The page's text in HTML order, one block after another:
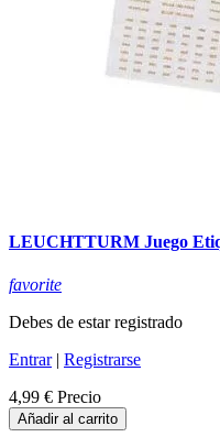
LEUCHTTURM Juego
favorite
Debes de estar registrado
Entrar| Registrarse
4,99 € Precio
Añadir al carrito